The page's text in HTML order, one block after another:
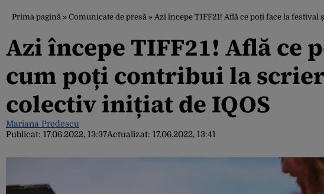
Prima pagină » Comunicate de presă » Azi începe TIFF21! Află ce poți face la
Azi începe TIFF21! Află ce
cum poți contribui la
colectiv inițiat de IQOS
Mariana Predescu
Publicat: 17.06.2022, 13:37Actualizat: 17.06.2022, 13:41